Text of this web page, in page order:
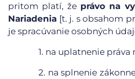
pritom platí, že právo na
Nariadenia [t. j. s obsahom
je spracúvanie osobných
1. na uplatnenie práva
2. na splnenie